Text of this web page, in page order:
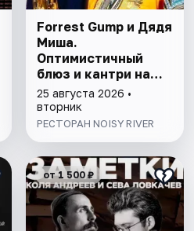
Forrest Gump и Дядя
Миша.
Оптимистичный
блюз и кантри на
сцене Noisy River
25 августа 2026 •
вторник
РЕСТОРАН NOISY RIVER
от 1 500 ₽